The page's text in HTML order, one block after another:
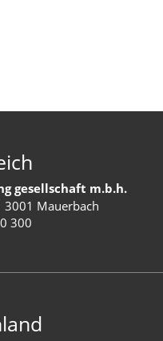
gesellschaft m.b.h.
3001 Mauerbach
300